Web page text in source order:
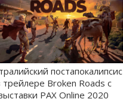
постапокалипсис
трейлере Broken Roads с
PAX Online 2020